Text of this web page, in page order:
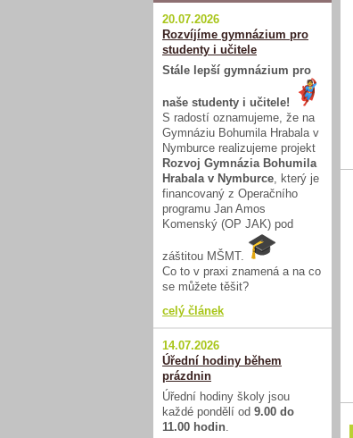
20.07.2026
Rozvíjíme gymnázium pro
studenty i učitele
Stále lepší gymnázium pro
naše studenty i učitele!
S radostí oznamujeme, že na
Gymnáziu Bohumila Hrabala v
Nymburce realizujeme projekt
Rozvoj Gymnázia Bohumila
Hrabala v Nymburce, který je
financovaný z Operačního
programu Jan Amos
Komenský (OP JAK) pod
záštitou MŠMT.
Co to v praxi znamená a na co
se můžete těšit?
celý článek
14.07.2026
Úřední hodiny během
prázdnin
Úřední hodiny školy jsou
každé pondělí od 9.00 do
11.00 hodin.